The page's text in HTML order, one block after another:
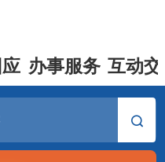
办事服务 互动